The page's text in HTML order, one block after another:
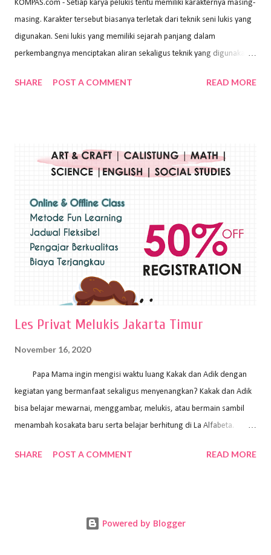
KOMPAS.com - Setiap karya pelukis tentu memiliki karakternya masing-
masing. Karakter tersebut biasanya terletak dari teknik seni lukis yang
digunakan. Seni lukis yang memiliki sejarah panjang dalam
perkembangnya menciptakan aliran sekaligus teknik yang digunakan.
Wayan Kun Adnyana, teknik yang berbeda tentunya akan
menggunakan bahan dasar cat air, cat akrilik, atau cat minyak dengan
sapuan warna cat yang tebal. Dengan memberikan sapuan warna
pelukis untuk menghasilkan lukisan yang mempesona dan tentunya
bernilai tinggi. Ciri teknik plakat Ciri-ciri teknik plakat, yaitu: Sapuan
warna yang kental dan tebal. Hasil lukisan menutupi seluruh bagian
medianya Mem...
SHARE POST A COMMENT READ MORE
Les Privat Melukis Jakarta Timur
November 16, 2020
Papa Mama ingin mengisi waktu luang Kakak dan Adik dengan
kegiatan yang bermanfaat sekaligus menyenangkan? Kakak dan Adik
bisa belajar mewarnai, menggambar, melukis, atau bermain sambil
menambah kosakata baru serta belajar berhitung di La Alfabeta.
kok untuk mengajar dengan metode yang fun, La Alfabeta
Alfabeta. ⁣⁣⁣⁣Ada pilihan online class maupun offline class lho! Cek
SHARE POST A COMMENT READ MORE
Powered by Blogger